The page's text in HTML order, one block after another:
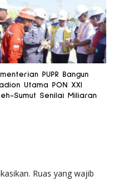
PUPR Bangun
Utama PON XXI
Sumut Senilai Miliaran
Ruas yang wajib